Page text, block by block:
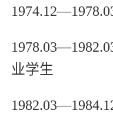
业学生